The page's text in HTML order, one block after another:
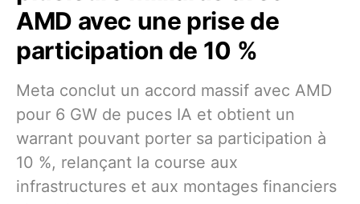
AMD avec une prise de
participation de 10 %
Meta conclut un accord massif avec AMD
pour 6 GW de puces IA et obtient un
warrant pouvant porter sa participation à
10 %, relançant la course aux
infrastructures et aux montages financiers